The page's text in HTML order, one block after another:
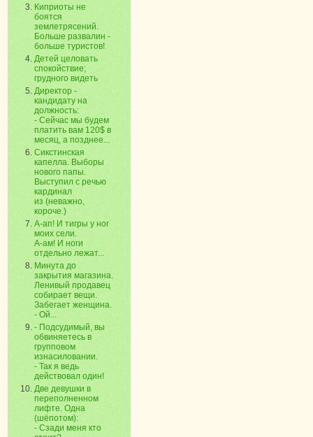
Киприоты не
боятся
землетрясений.
Больше развалин -
больше туристов!
Детей целовать
спокойствие;
грудного видеть
Директор -
кандидату на
должность:
- Сейчас мы будем
платить вам 120$ в
месяц, а позднее...
Сикстинская
капелла. Выборы
нового папы.
Выступил с речью
кардинал
из (неважно,
короче.)
А-ап! И тигры у ног
моих сели.
А-ам! И ноги
отдельно лежат...
Минута до
закрытия магазина.
Ленивый продавец
собирает вещи.
Забегает женщина.
- Ой...
- Подсудимый, вы
обвиняетесь в
групповом
изнасиловании.
- Так я ведь
действовал один!
Две девушки в
переполненном
лифте. Одна
(шёпотом):
- Сзади меня кто